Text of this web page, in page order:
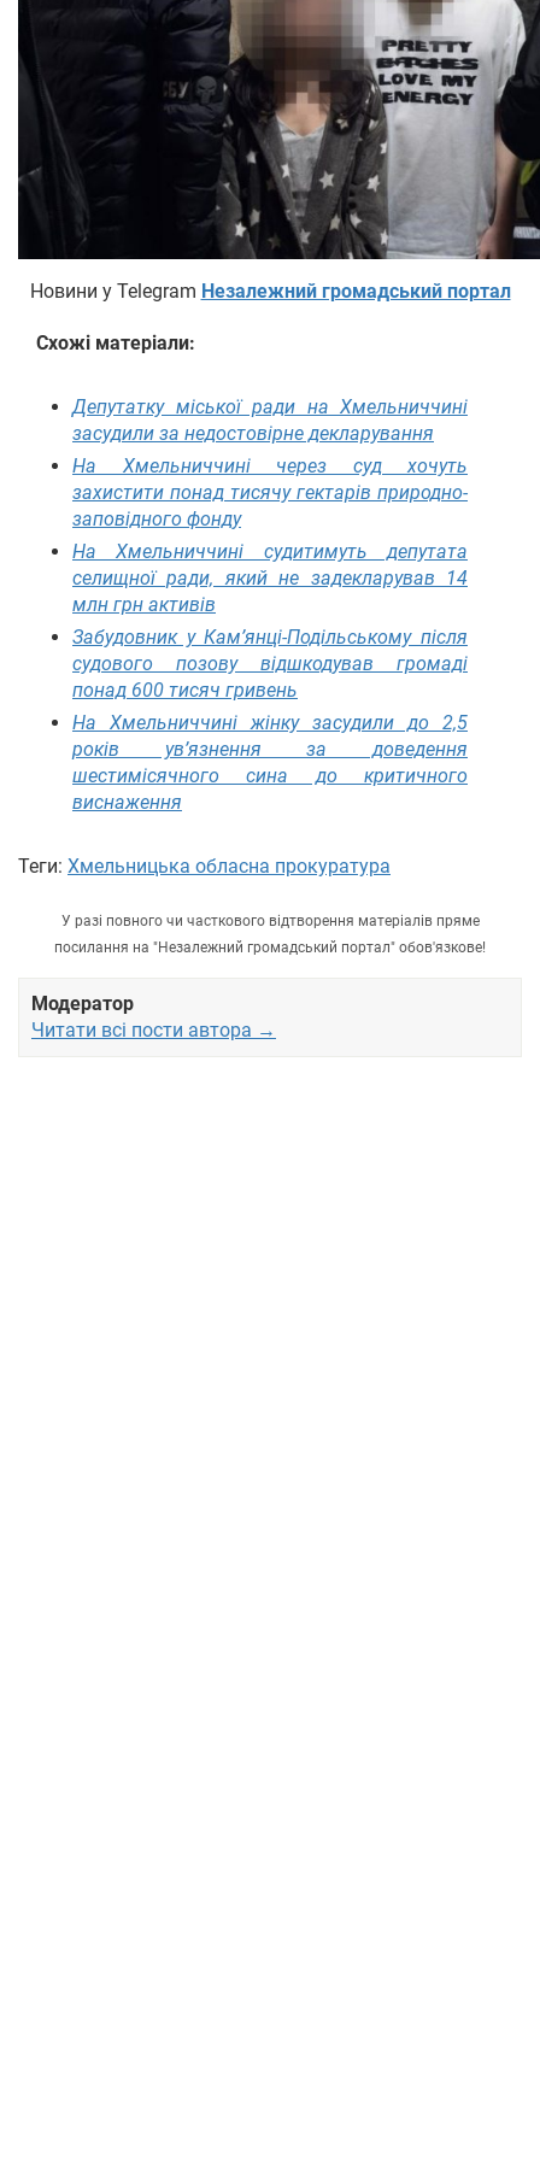
Новини у Telegram Незалежний громадський портал
Схожі матеріали:
Депутатку міської ради на Хмельниччині
засудили за недостовірне декларування
На Хмельниччині через суд хочуть
захистити понад тисячу гектарів природно-
заповідного фонду
На Хмельниччині судитимуть депутата
селищної ради, який не задекларував 14
млн грн активів
Забудовник у Кам’янці-Подільському після
судового позову відшкодував громаді
понад 600 тисяч гривень
На Хмельниччині жінку засудили до 2,5
років ув’язнення за доведення
шестимісячного сина до критичного
виснаження
Теги: Хмельницька обласна прокуратура
У разі повного чи часткового відтворення матеріалів пряме
посилання на "Незалежний громадський портал" обов'язкове!
Модератор
Читати всі пости автора →